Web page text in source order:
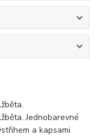
Jednobarevné
a kapsami